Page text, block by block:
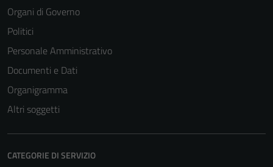
Organi di Governo
Politici
Personale Amministrativo
Documenti e Dati
Organigramma
Altri soggetti
CATEGORIE DI SERVIZIO